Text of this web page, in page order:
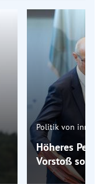
Politik von innen
Höheres
Vorstoß sorgt